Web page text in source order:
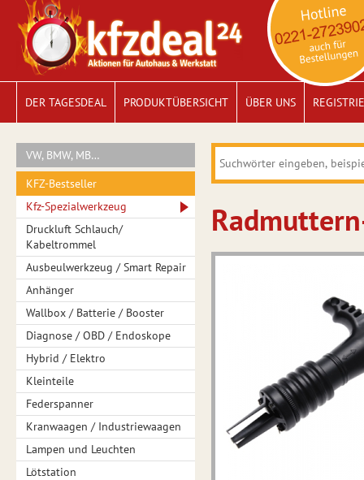
DER TAGESDEAL PRODUKTÜBERSICHT ÜBER UNS
VW, BMW, MB…
KFZ-Bestseller
Kfz-Spezialwerkzeug
Druckluft Schlauch/
Kabeltrommel
Ausbeulwerkzeug / Smart Repair
Anhänger
Wallbox / Batterie / Booster
Diagnose / OBD / Endoskope
Hybrid / Elektro
Kleinteile
Federspanner
Kranwaagen / Industriewaagen
Lampen und Leuchten
Lötstation